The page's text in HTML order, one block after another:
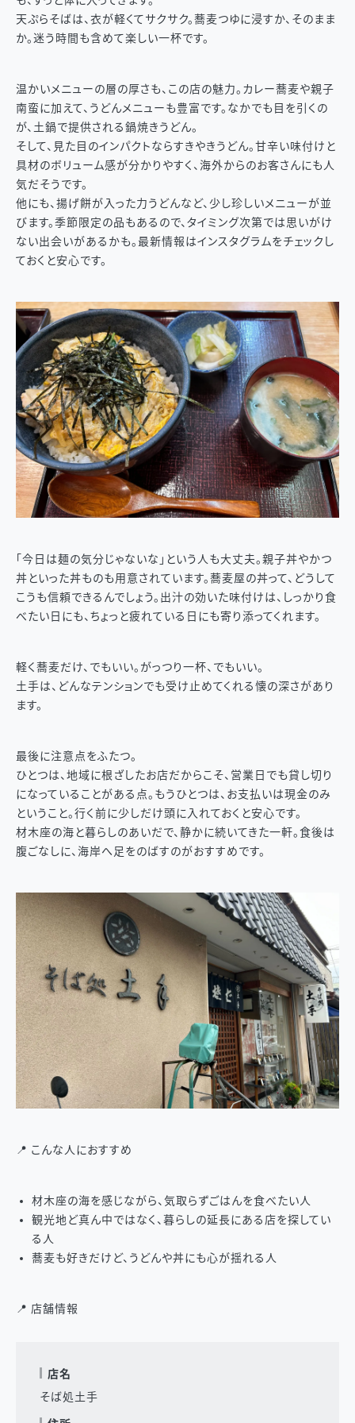
天ぷらそばは、衣が軽くてサクサク。蕎麦つゆに浸すか、そのまま
か。迷う時間も含めて楽しい一杯です。
温かいメニューの層の厚さも、この店の魅力。カレー蕎麦や親子
南蛮に加えて、うどんメニューも豊富です。なかでも目を引くの
が、土鍋で提供される鍋焼きうどん。
そして、見た目のインパクトならすきやきうどん。甘辛い味付けと
具材のボリューム感が分かりやすく、海外からのお客さんにも人
気だそうです。
他にも、揚げ餅が入った力うどんなど、少し珍しいメニューが並
びます。季節限定の品もあるので、タイミング次第では思いがけ
ない出会いがあるかも。最新情報はインスタグラムをチェックし
ておくと安心です。
「今日は麺の気分じゃないな」という人も大丈夫。親子丼やかつ
丼といった丼ものも用意されています。蕎麦屋の丼って、どうして
こうも信頼できるんでしょう。出汁の効いた味付けは、しっかり食
べたい日にも、ちょっと疲れている日にも寄り添ってくれます。
軽く蕎麦だけ、でもいい。がっつり一杯、でもいい。
土手は、どんなテンションでも受け止めてくれる懐の深さがあり
ます。
最後に注意点をふたつ。
ひとつは、地域に根ざしたお店だからこそ、営業日でも貸し切り
になっていることがある点。もうひとつは、お支払いは現金のみ
ということ。行く前に少しだけ頭に入れておくと安心です。
材木座の海と暮らしのあいだで、静かに続いてきた一軒。食後は
腹ごなしに、海岸へ足をのばすのがおすすめです。
📍 こんな人におすすめ
材木座の海を感じながら、気取らずごはんを食べたい人
観光地ど真ん中ではなく、暮らしの延長にある店を探してい
る人
蕎麦も好きだけど、うどんや丼にも心が揺れる人
📍 店舗情報
店名
そば処土手